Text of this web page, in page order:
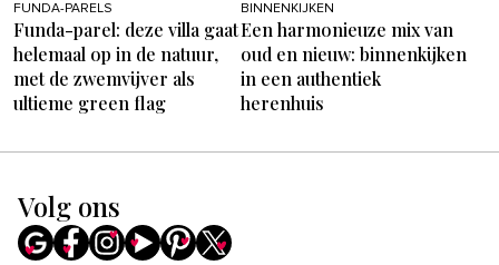
FUNDA-PARELS
Funda-parel: deze villa gaat
helemaal op in de natuur,
met de zwemvijver als
ultieme green flag
BINNENKIJKEN
Een harmonieuze mix van
oud en nieuw: binnenkijken
in een authentiek
herenhuis
Volg ons